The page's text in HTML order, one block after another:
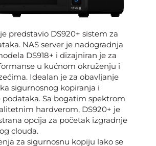
predstavio DS920+ sistem za
NAS server je nadogradnja
DS918+ i dizajniran je za
u kućnom okruženju i
Idealan je za obavljanje
sigurnosnog kopiranja i
podataka. Sa bogatim spektrom
hardverom, DS920+ je
opcija za početak izgradnje
clouda.
za sigurnosnu kopiju lako se